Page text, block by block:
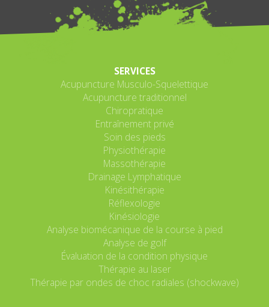
SERVICES
Acupuncture Musculo-Squelettique
Acupuncture traditionnel
Chiropratique
Entraînement privé
Soin des pieds
Physiothérapie
Massothérapie
Drainage Lymphatique
Kinésithérapie
Réflexologie
Kinésiologie
Analyse biomécanique de la course à pied
Analyse de golf
Évaluation de la condition physique
Thérapie au laser
Thérapie par ondes de choc radiales (shockwave)